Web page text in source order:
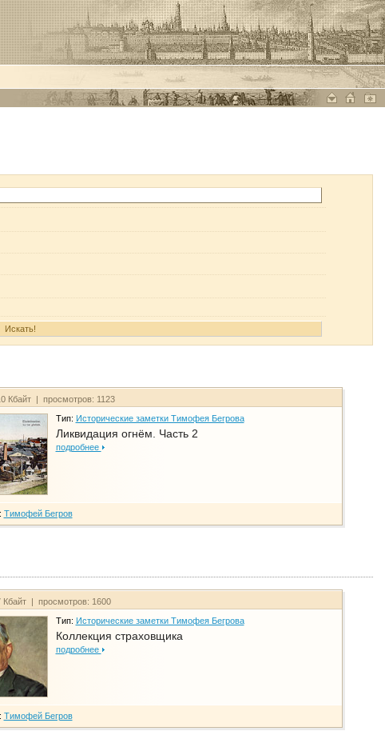
Кбайт | просмотров: 1123
Тип: Исторические заметки Тимофея Бегрова
Ликвидация огнём. Часть 2
подробнее
Тимофей Бегров
| просмотров: 1600
Тип: Исторические заметки Тимофея Бегрова
Коллекция страховщика
подробнее
Тимофей Бегров